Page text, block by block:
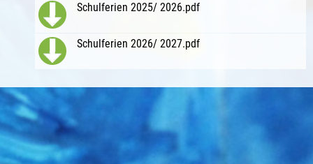
Schulferien 2025/ 2026.pdf
Schulferien 2026/ 2027.pdf